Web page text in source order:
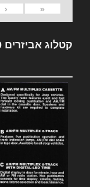
«
‹
קטלוג אביזרים Jeep 1980